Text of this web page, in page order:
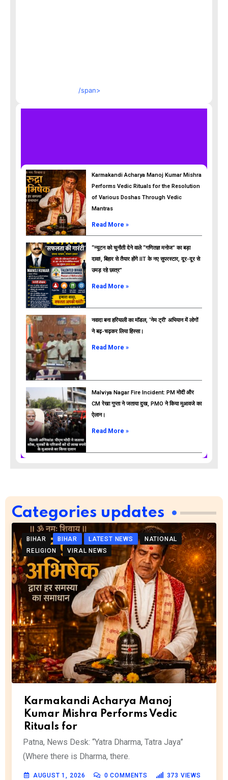
/span>
ads
Karmakandi Acharya Manoj Kumar Mishra
Performs Vedic Rituals for the Resolution
of Various Doshas Through Vedic
Mantras
Read More »
“न्यूटन को चुनौती देने वाले “गणितज्ञ मनोज” का बड़ा
दावा!, बिहार से तैयार होंगे IIT के नए सुपरस्टार, दूर-दूर से
उमड़ रहे छात्र”
Read More »
नवादा बना हरियाली का मॉडल, ‘नेम ट्री’ अभियान में लोगों
ने बढ़-चढ़कर लिया हिस्सा।
Read More »
Malviya Nagar Fire Incident: PM मोदी और
CM रेखा गुप्ता ने जताया दुख, PMO ने किया मुआवजे का
ऐलान।
Read More »
Categories updates
BIHAR BIHAR LATEST NEWS
NATIONAL
RELIGION
VIRAL NEWS
Karmakandi Acharya Manoj
Kumar Mishra Performs Vedic
Rituals for
Patna, News Desk: “Yatra Dharma, Tatra Jaya”
(Where there is Dharma, there.
AUGUST 1, 2026 0 COMMENTS 373 VIEWS